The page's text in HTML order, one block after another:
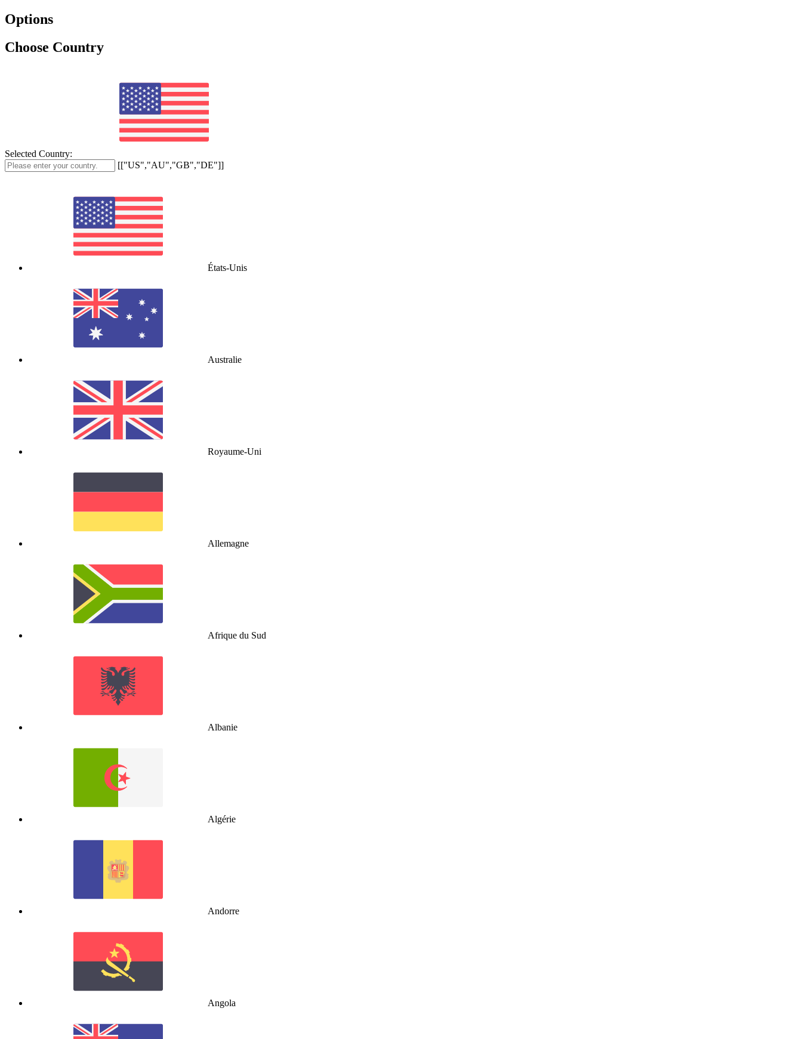
Options
Choose Country
Selected Country:
[["US","AU","GB","DE"]]
États-Unis
Australie
Royaume-Uni
Allemagne
Afrique du Sud
Albanie
Algérie
Andorre
Angola